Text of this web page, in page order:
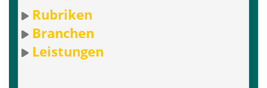
Rubriken
Branchen
Leistungen